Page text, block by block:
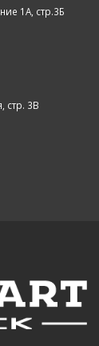
1А, стр.3Б
стр. 3В